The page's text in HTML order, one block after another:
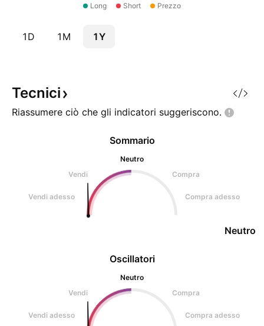
Long Short Prezzo
1D 1M 1Y
Tecnici
Riassumere ciò che gli indicatori suggeriscono.
Oscillatori
Neutro
Vendi
Compra
Vendi adesso Compra adesso
Sommario
Neutro
Vendi
Compra
Vendi adesso Compra adesso
Neutro